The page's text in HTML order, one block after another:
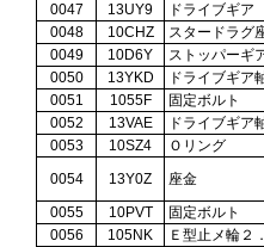
0047
13UY9 ドライブギア
0048
10CHZ スタードラグ
0049
10D6Y ストッパーギ
0050
13YKD ドライブギア
0051
1055F 固定ボルト
0052
13VAE ドライブギア
0053
10SZ4 Ｏリング
0054
13Y0Z 座金
0055
10PVT 固定ボルト
0056
105NK Ｅ型止メ輪２